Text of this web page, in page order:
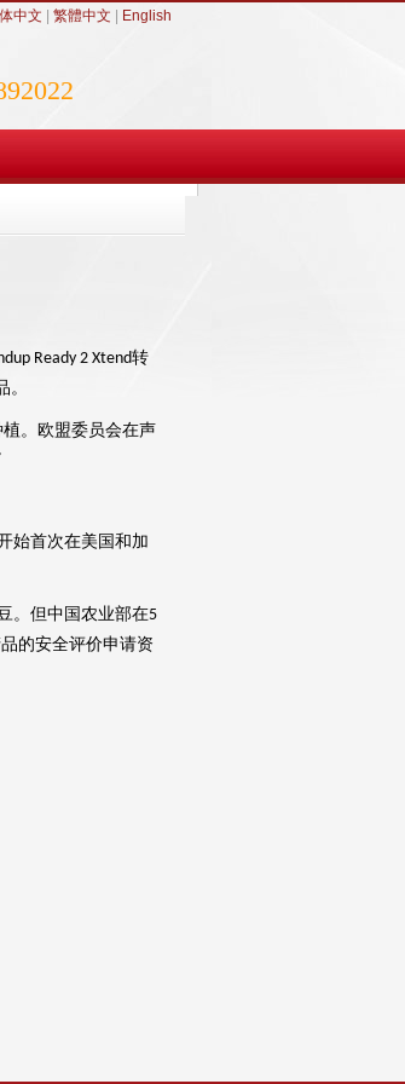
中文 繁體中文 English
Ready 2 Xtend转
。欧盟委员会在声
始首次在美国和加
。但中国农业部在5
的安全评价申请资